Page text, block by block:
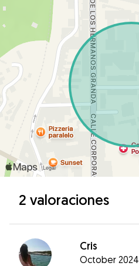
2 valoraciones
Cris
October 2024